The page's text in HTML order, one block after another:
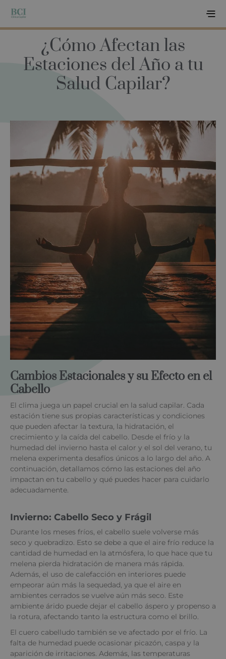
¿Cómo Afectan las
Estaciones del Año a tu
Salud Capilar?
Cambios Estacionales y su Efecto en el
Cabello
El clima juega un papel crucial en la salud capilar. Cada
estación tiene sus propias características y condiciones
que pueden afectar la textura, la hidratación, el
crecimiento y la caída del cabello. Desde el frío y la
humedad del invierno hasta el calor y el sol del verano, tu
melena experimenta desafíos únicos a lo largo del año. A
continuación, detallamos cómo las estaciones del año
impactan en tu cabello y qué puedes hacer para cuidarlo
adecuadamente.
Invierno: Cabello Seco y Frágil
Durante los meses fríos, el cabello suele volverse más
seco y quebradizo. Esto se debe a que el aire frío reduce la
cantidad de humedad en la atmósfera, lo que hace que tu
melena pierda hidratación de manera más rápida.
Además, el uso de calefacción en interiores puede
empeorar aún más la sequedad, ya que el aire en
ambientes cerrados se vuelve aún más seco. Este
ambiente árido puede dejar el cabello áspero y propenso a
la rotura, afectando tanto la estructura como el brillo.
El cuero cabelludo también se ve afectado por el frío. La
falta de humedad puede ocasionar picazón, caspa y la
aparición de irritaciones. Además, las temperaturas